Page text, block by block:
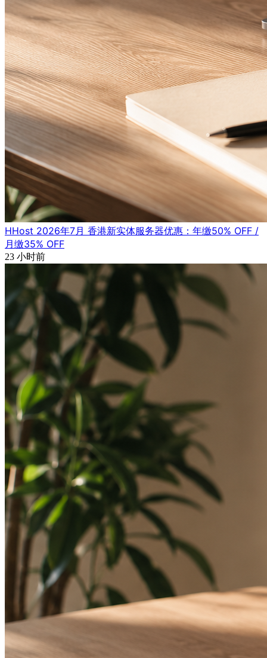
HHost 2026年7月 香港新实体服务器优惠：年缴50% OFF /
月缴35% OFF
23 小时前